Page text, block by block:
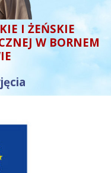
I ŻEŃSKIE
W BORNEM